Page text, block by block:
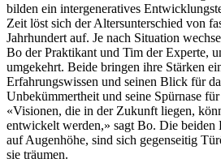
bilden ein intergene­ratives
Zeit löst sich der Altersunterschied von
Jahrhundert auf. Je nach Situation
Bo der Praktikant und Tim der Experte,
umgekehrt. Beide bringen ihre Stärken
Erfahrungswissen und seinen Blick für
Unbekümmertheit und seine Spürnase
«Visionen, die in der Zukunft liegen,
entwickelt werden,» sagt Bo. Die beiden
auf Augenhöhe, sind sich gegenseitig
sie träumen.